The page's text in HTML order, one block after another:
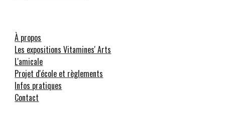
À propos
Les expositions Vitamines' Arts
L'amicale
Projet d'école et règlements
Infos pratiques
Contact